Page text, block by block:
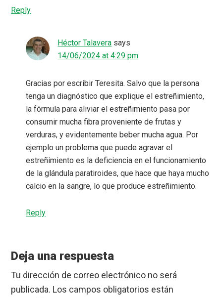
Reply
Héctor Talavera says
14/06/2024 at 4:29 pm
Gracias por escribir Teresita. Salvo que la persona
tenga un diagnóstico que explique el estreñimiento,
la fórmula para aliviar el estreñimiento pasa por
consumir mucha fibra proveniente de frutas y
verduras, y evidentemente beber mucha agua. Por
ejemplo un problema que puede agravar el
estreñimiento es la deficiencia en el funcionamiento
de la glándula paratiroides, que hace que haya mucho
calcio en la sangre, lo que produce estreñimiento.
Reply
Deja una respuesta
Tu dirección de correo electrónico no será
publicada. Los campos obligatorios están